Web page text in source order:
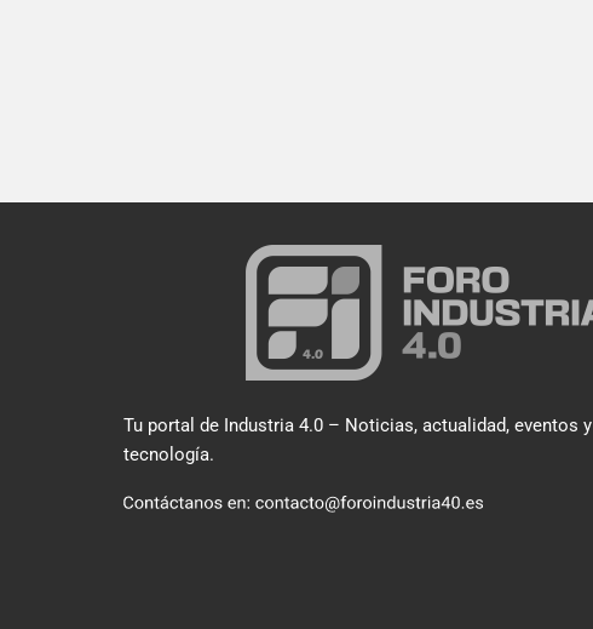
Tu portal de Industria 4.0 – Noticias, actualidad, eventos y
tecnología.